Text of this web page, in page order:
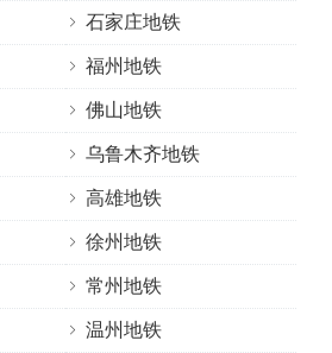
石家庄地铁
福州地铁
佛山地铁
乌鲁木齐地铁
高雄地铁
徐州地铁
常州地铁
温州地铁